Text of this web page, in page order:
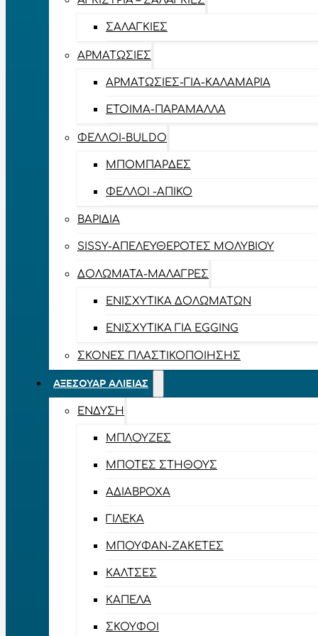
ΣΑΛΑΓΚΙΈΣ
ΑΡΜΑΤΩΣΙΈΣ
ΑΡΜΑΤΩΣΙΈΣ-ΓΙΑ-ΚΑΛΑΜΆΡΙΑ
ΈΤΟΙΜΑ-ΠΑΡΆΜΑΛΛΑ
ΦΕΛΛΟΊ-BULDO
ΜΠΟΜΠΆΡΔΕΣ
ΦΕΛΛΟΊ -ΑΠΊΚΟ
ΒΑΡΊΔΙΑ
SISSY-ΑΠΕΛΕΥΘΕΡΟΤΈΣ ΜΟΛΥΒΙΟΎ
ΔΟΛΏΜΑΤΑ-ΜΑΛΆΓΡΕΣ
ΕΝΙΣΧΥΤΙΚΆ ΔΟΛΩΜΆΤΩΝ
ΕΝΙΣΧΥΤΙΚΆ ΓΙΑ EGGING
ΣΚΌΝΕΣ ΠΛΑΣΤΙΚΟΠΟΊΗΣΗΣ
ΑΞΕΣΟΥΆΡ ΑΛΙΕΊΑΣ
ΈΝΔΥΣΗ
ΜΠΛΟΎΖΕΣ
ΜΠΌΤΕΣ ΣΤΉΘΟΥΣ
ΑΔΙΆΒΡΟΧΑ
ΓΙΛΈΚΑ
ΜΠΟΥΦΆΝ-ΖΑΚΈΤΕΣ
ΚΆΛΤΣΕΣ
ΚΑΠΈΛΑ
ΣΚΟΎΦΟΙ